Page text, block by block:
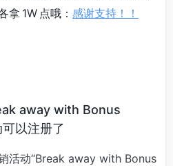
拿 1W 点哦： 感谢支持！！
away with Bonus
以注册了
活动“Break away with Bonus